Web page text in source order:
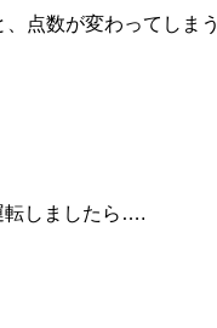
点数が変わってしまう
転しましたら….